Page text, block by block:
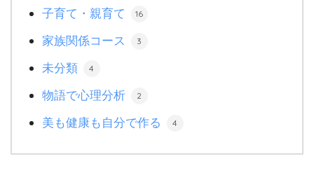
子育て・親育て 16
家族関係コース 3
未分類 4
物語で心理分析 2
美も健康も自分で作る 4